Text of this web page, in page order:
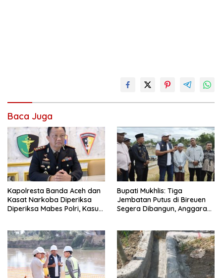
Baca Juga
Kapolresta Banda Aceh dan
Kasat Narkoba Diperiksa
Diperiksa Mabes Polri, Kasus
Bupati Mukhlis: Tiga
Jembatan Putus di Bireuen
Segera Dibangun, Anggaran